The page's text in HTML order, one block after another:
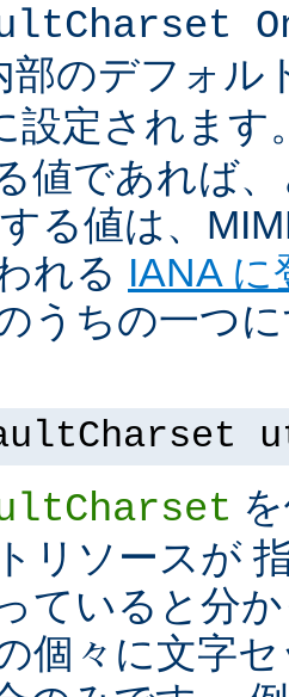
部のデフォル
設定されま
値であれば
る値は、
れる IANA
うちの一つ
リソースが
ていると分
個々に文字